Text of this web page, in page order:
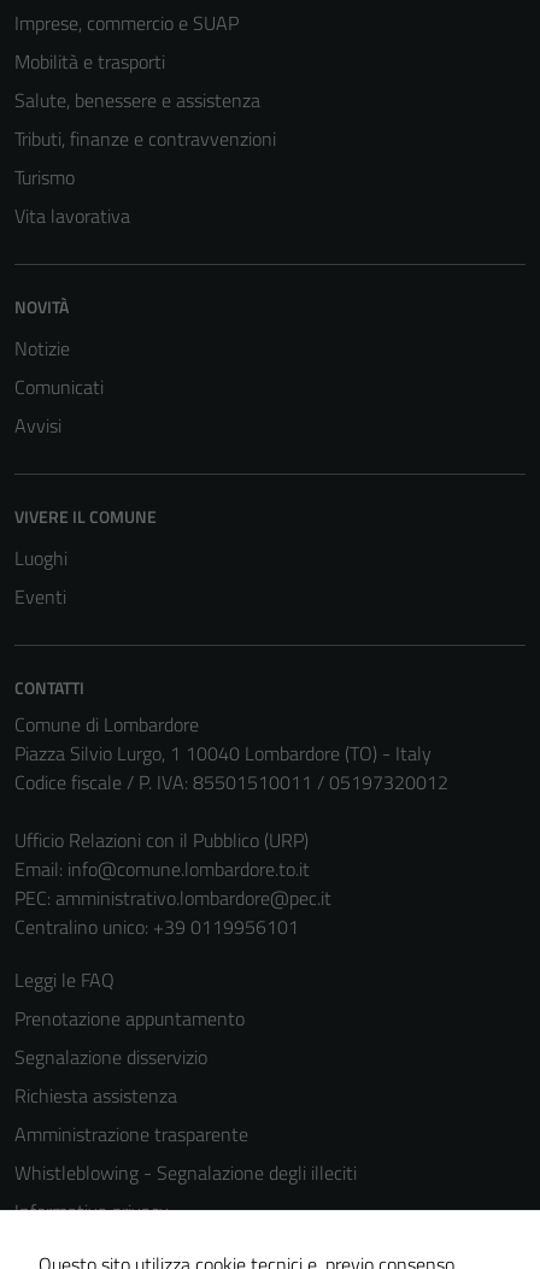
Imprese, commercio e SUAP
Mobilità e trasporti
Salute, benessere e assistenza
Tributi, finanze e contravvenzioni
Turismo
Vita lavorativa
NOVITÀ
Notizie
Comunicati
Avvisi
VIVERE IL COMUNE
Luoghi
Eventi
CONTATTI
Comune di Lombardore
Piazza Silvio Lurgo, 1 10040 Lombardore (TO) - Italy
Codice fiscale / P. IVA: 85501510011 / 05197320012
Ufficio Relazioni con il Pubblico (URP)
Email: info@comune.lombardore.to.it
PEC: amministrativo.lombardore@pec.it
Centralino unico: +39 0119956101
Leggi le FAQ
Prenotazione appuntamento
Segnalazione disservizio
Richiesta assistenza
Amministrazione trasparente
Whistleblowing - Segnalazione degli illeciti
Informativa privacy
Cookie Policy